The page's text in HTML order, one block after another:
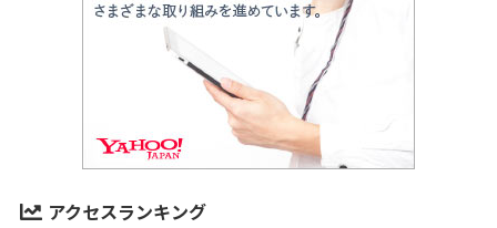
アクセスランキング